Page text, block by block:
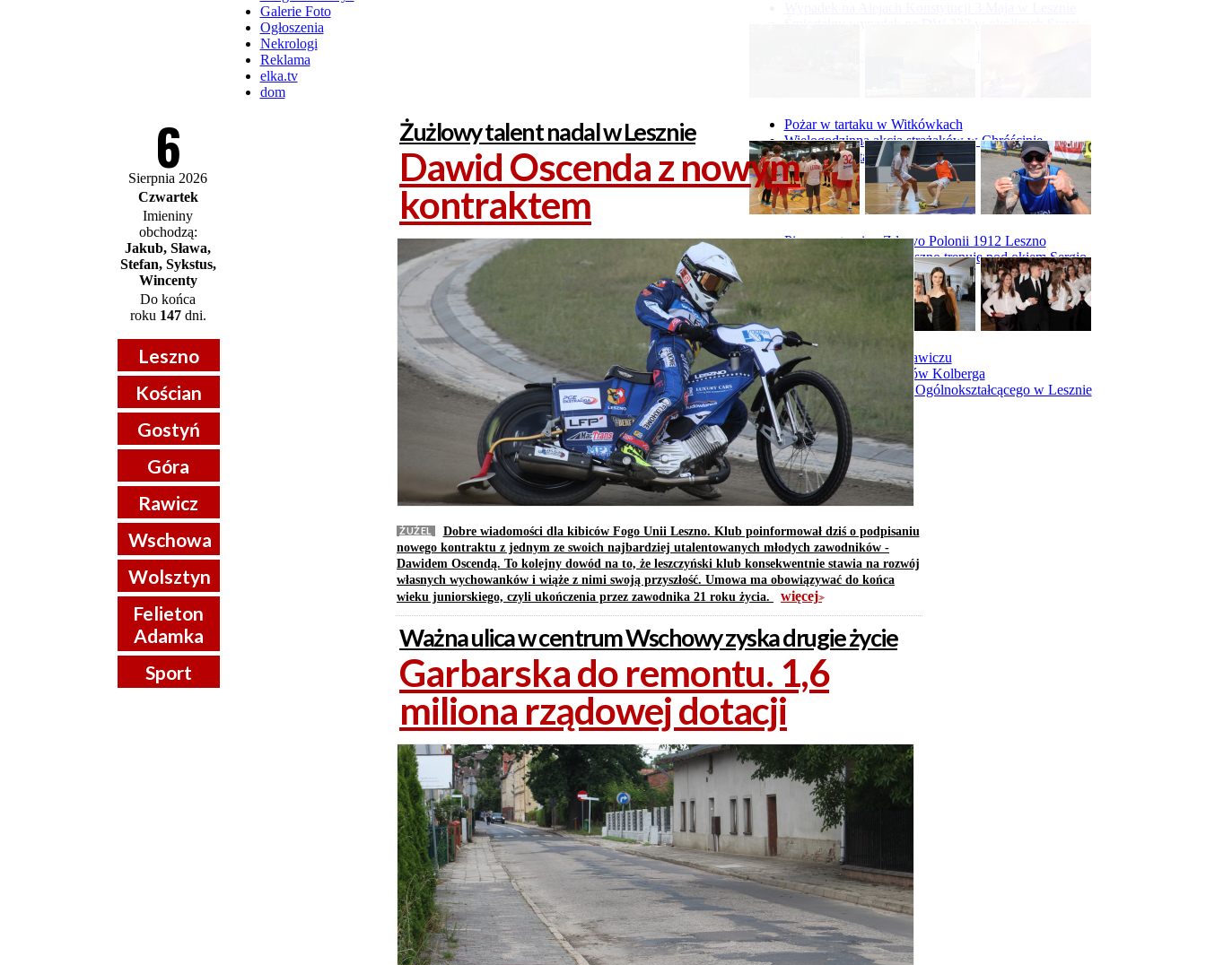
Pożar w tartaku w Witkówkach
Wielogodzinna akcja strażaków w Chróścinie
Pożar hali tartaku w Racocie
Pierwszy trening Zdrovo Polonii 1912 Leszno
GI Malepszy Futsal Leszno trenuje pod okiem Sergio
Poniecka 10-tka
Studniówka I LO w Rawiczu
Studniówka maturzystów Kolberga
Studniówka II Liceum Ogólnokształcącego w Lesznie
Galerie Foto
Ogłoszenia
Nekrologi
Reklama
elka.tv
dom
6
Sierpnia 2026
Czwartek
Imieniny
obchodzą:
Jakub, Sława,
Stefan, Sykstus,
Wincenty
Do końca
roku 147dni.
Leszno
Kościan
Gostyń
Góra
Rawicz
Wschowa
Wolsztyn
Felieton
Adamka
Sport
Żużlowy talent nadal w Lesznie
Dawid Oscenda z nowym
kontraktem
ŻUŻEL
Dobre wiadomości dla kibiców Fogo Unii Leszno. Klub poinformował dziś o podpisaniu
nowego kontraktu z jednym ze swoich najbardziej utalentowanych młodych zawodników -
Dawidem Oscendą. To kolejny dowód na to, że leszczyński klub konsekwentnie stawia na rozwój
własnych wychowanków i wiąże z nimi swoją przyszłość. Umowa ma obowiązywać do końca
wieku juniorskiego, czyli ukończenia przez zawodnika 21 roku życia.
więcej>>
Ważna ulica w centrum Wschowy zyska drugie życie
Garbarska do remontu. 1,6
miliona rządowej dotacji